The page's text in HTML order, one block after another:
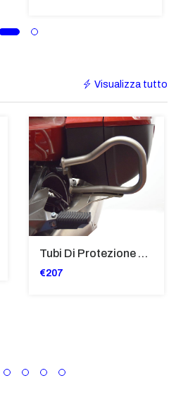
Visualizza tutto
Tubi Di Protezione Bauli Posteriori Per Bmw K 1600 Gt/Gtl (2010>2016) GIALLO - TB8025-K1600GTL
€207